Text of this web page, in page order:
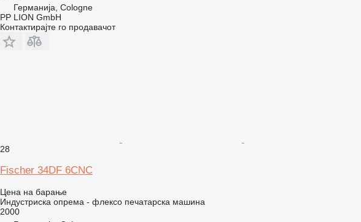
Германија, Cologne
PP LION GmbH
Контактирајте го продавачот
28
Fischer 34DF 6CNC
Цена на барање
Индустриска опрема - флексо печатарска машина
2000